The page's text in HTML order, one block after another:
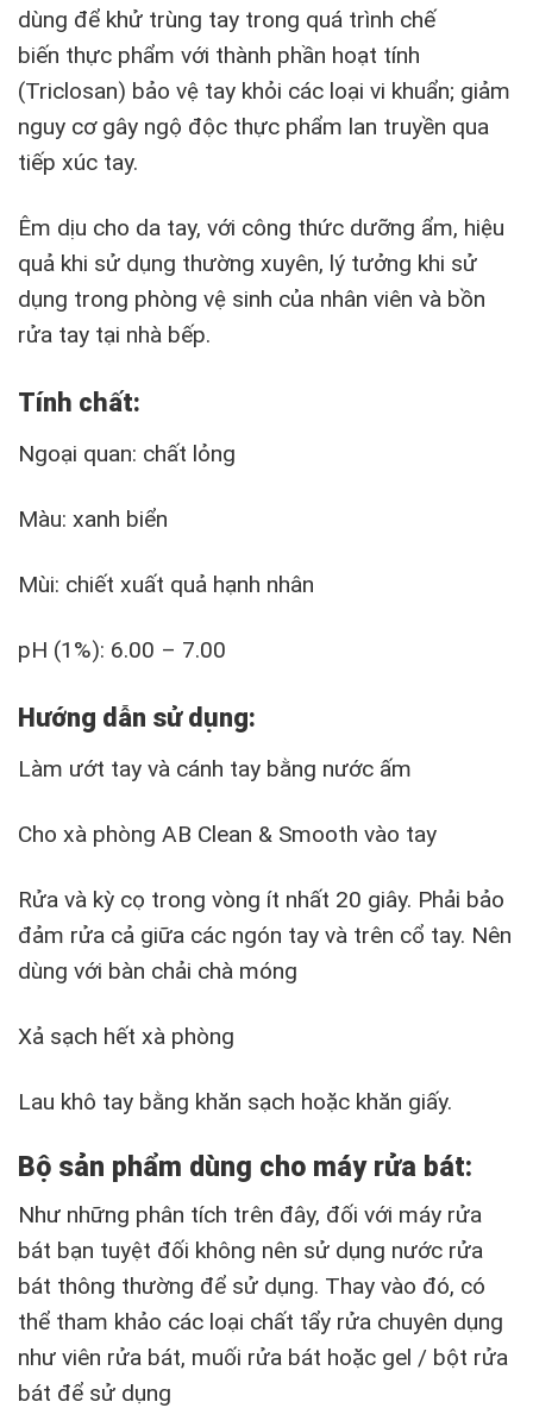
dùng để khử trùng tay trong quá trình chế
biến thực phẩm với thành phần hoạt tính
(Triclosan) bảo vệ tay khỏi các loại vi khuẩn; giảm
nguy cơ gây ngộ độc thực phẩm lan truyền qua
tiếp xúc tay.
Êm dịu cho da tay, với công thức dưỡng ẩm, hiệu
quả khi sử dụng thường xuyên, lý tưởng khi sử
dụng trong phòng vệ sinh của nhân viên và bồn
rửa tay tại nhà bếp.
Tính chất:
Ngoại quan: chất lỏng
Màu: xanh biển
Mùi: chiết xuất quả hạnh nhân
pH (1%): 6.00 – 7.00
Hướng dẫn sử dụng:
Làm ướt tay và cánh tay bằng nước ấm
Cho xà phòng AB Clean & Smooth vào tay
Rửa và kỳ cọ trong vòng ít nhất 20 giây. Phải bảo
đảm rửa cả giữa các ngón tay và trên cổ tay. Nên
dùng với bàn chải chà móng
Xả sạch hết xà phòng
Lau khô tay bằng khăn sạch hoặc khăn giấy.
Bộ sản phẩm dùng cho máy rửa bát:
Như những phân tích trên đây, đối với máy rửa
bát bạn tuyệt đối không nên sử dụng nước rửa
bát thông thường để sử dụng. Thay vào đó, có
thể tham khảo các loại chất tẩy rửa chuyên dụng
như viên rửa bát, muối rửa bát hoặc gel / bột rửa
bát để sử dụng